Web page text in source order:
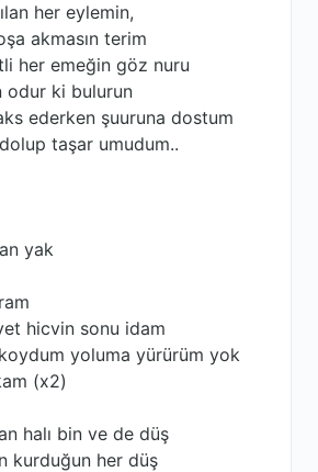
her eylemin,
akmasın terim
her emeğin göz nuru
odur ki bulurun
ederken şuuruna dostum
taşar umudum..
yak
hicvin sonu idam
yoluma yürürüm yok
(x2)
halı bin ve de düş
kurduğun her düş